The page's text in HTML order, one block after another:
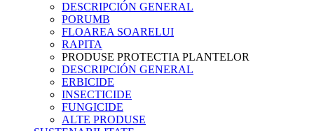
DESCRIPCIÓN GENERAL
PORUMB
FLOAREA SOARELUI
RAPITA
PRODUSE PROTECTIA PLANTELOR
DESCRIPCIÓN GENERAL
ERBICIDE
INSECTICIDE
FUNGICIDE
ALTE PRODUSE